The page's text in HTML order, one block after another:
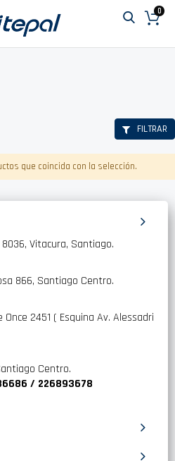
0
que coincida con la selección.
FILTRAR
Vitacura, Santiago.
866, Santiago Centro.
2451 ( Esquina Av. Alessadri
Centro.
/ 226893678